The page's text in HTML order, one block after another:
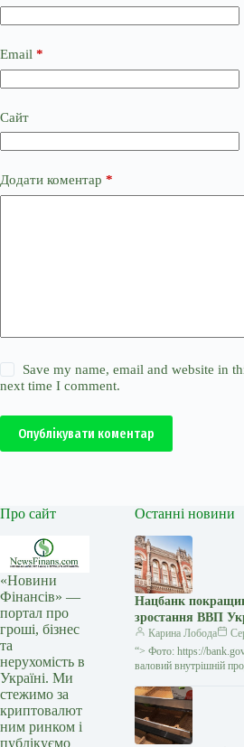
Email *
Сайт
Додати коментар *
Save my name, email and website in
next time I comment.
Опублікувати коментар
Про сайт
«Новини
Фінансів» —
портал про
гроші, бізнес
та
нерухомість в
Україні. Ми
стежимо за
криптовалют
ним ринком і
публікуємо
Останні новини
Нацбанк
зростання ВВП
кв.-2026 до 2,1%,
кв.-2026 – до 4,2%
Карина Лобода
“> Фото: https://
валовий внутрішній
2,1%, у четвертому –